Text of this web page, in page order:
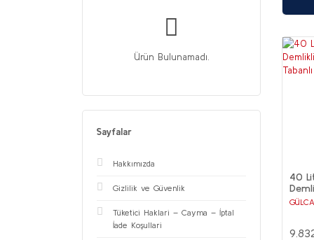
Ürün Bulunamadı.
Sayfalar
Hakkımızda
Gizlilik ve Güvenlik
Tüketici Haklari – Cayma – İptal
İade Koşullari
40
Çelik